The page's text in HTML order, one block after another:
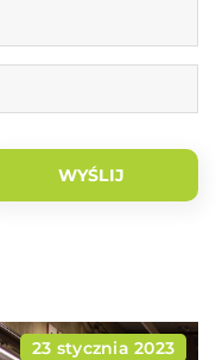
23 stycznia 2023